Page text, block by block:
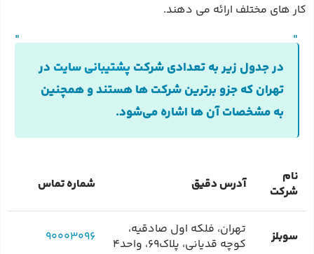
کار های مختلف ارائه می‌ دهند.
در جدول زیر به تعدادی شرکت‌ پشتیبانی سایت در
تهران که جزو برترین شرکت ها هستند و همچنین
به مشخصات آن ها اشاره می‌شود.
نام
شرکت
آدرس دقیق شماره تماس
سوبلز
تهران، فلکه اول صادقیه،
کوچه قدیانی، پلاک۶۹، واحد۴
۹۰۰۰۳۰۹۶